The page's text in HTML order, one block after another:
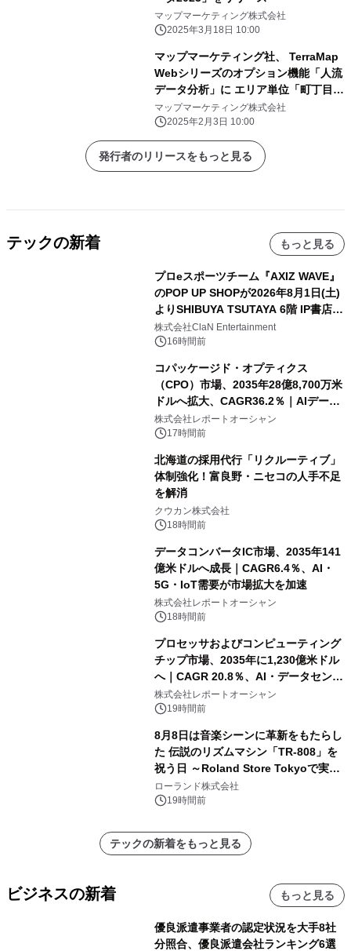
マップマーケティング株式会社
2025年3月18日 10:00
マップマーケティング社、 TerraMap
Webシリーズのオプション機能「人流
データ分析」に エリア単位「町丁目」
を追加
マップマーケティング株式会社
2025年2月3日 10:00
発行者のリリースをもっと見る
テックの新着 もっと見る
プロeスポーツチーム『AXIZ WAVE』
のPOP UP SHOPが2026年8月1日(土)
よりSHIBUYA TSUTAYA 6階 IP書店で
開催決定！！
株式会社ClaN Entertainment
16時間前
コパッケージド・オプティクス
（CPO）市場、2035年28億8,700万米
ドルへ拡大、CAGR36.2％｜AIデータ
センター・高速光通信需要が成長を加
速
株式会社レポートオーシャン
17時間前
北海道の採用代行「リクルーティブ」
体制強化！富良野・ニセコの人手不足
を解消
クウカン株式会社
18時間前
データコンバータIC市場、2035年141
億米ドルへ成長｜CAGR6.4％、AI・
5G・IoT需要が市場拡大を加速
株式会社レポートオーシャン
18時間前
プロセッサおよびコンピューティング
チップ市場、2035年に1,230億米ドル
へ｜CAGR 20.8％、AI・データセンタ
ー需要が成長を牽引
株式会社レポートオーシャン
19時間前
8月8日は音楽シーンに革新をもたらし
た 伝説のリズムマシン「TR-808」を
祝う日 ～Roland Store Tokyoで実機
を展示しての 記念キャンペーンを開
催 英国ラジオ「NTS」の 特別プログ
アーティストを フィーチャーしたアニ
メーションを公開～
ローランド株式会社
19時間前
テックの新着をもっと見る
ビジネスの新着 もっと見る
優良派遣事業者の認定状況を大手8社
分照合、優良派遣会社ランキング6選